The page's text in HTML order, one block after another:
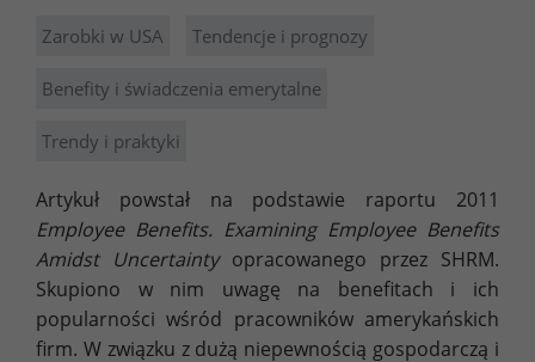
Zarobki w USA Tendencje i prognozy
Benefity i świadczenia emerytalne
Trendy i praktyki
Artykuł powstał na podstawie raportu 2011
Employee Benefits. Examining Employee Benefits
Amidst Uncertaintyopracowanego przez SHRM.
Skupiono w nim uwagę na benefitach i ich
popularności wśród pracowników amerykańskich
firm. W związku z dużą niepewnością gospodarczą i